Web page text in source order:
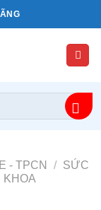
- TPCN /
SỨC
KHOA